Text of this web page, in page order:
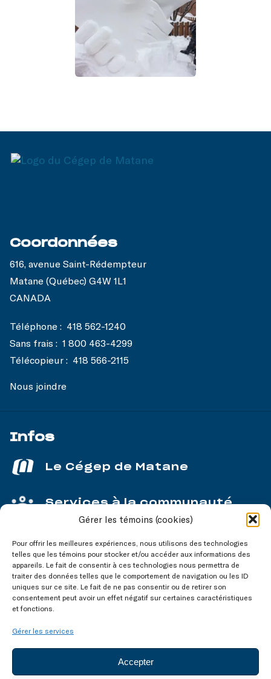
Gérer les témoins (cookies)
Pour offrir les meilleures expériences, nous utilisons des technologies
telles que les témoins pour stocker et/ou accéder aux informations des
appareils. Le fait de consentir à ces technologies nous permettra de
traiter des données telles que le comportement de navigation ou les ID
uniques sur ce site. Le fait de ne pas consentir ou de retirer son
consentement peut avoir un effet négatif sur certaines caractéristiques
et fonctions.
Gérer les services
Accepter
Coordonnées
616, avenue Saint-Rédempteur
Matane (Québec) G4W 1L1
CANADA
Téléphone : 418 562-1240
Sans frais : 1 800 463-4299
Télécopieur : 418 566-2115
Nous joindre
Infos
Le Cégep de Matane
Services à la communauté
Service aux entreprises
Nos réseaux